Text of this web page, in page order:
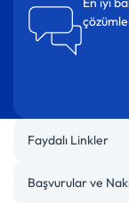
Faydalı Linkler
Başvurular ve